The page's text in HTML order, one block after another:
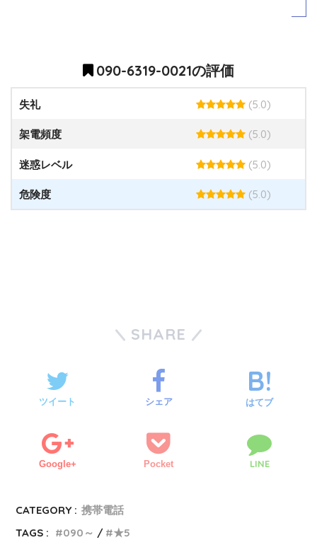
090-6319-0021の評価
失礼 (5.0)
架電頻度 (5.0)
迷惑レベル (5.0)
危険度 (5.0)
SHARE
ツイート シェア はてブ
Google+ Pocket LINE
CATEGORY : 携帯電話
TAGS :
090～ ★5